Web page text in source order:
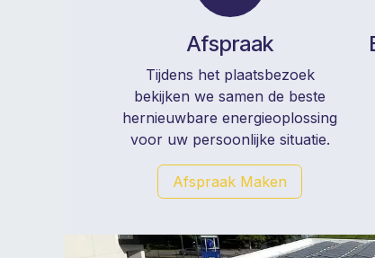
Afspraak
Tijdens het plaatsbezoek
bekijken we samen de beste
hernieuwbare energieoplossing
voor uw persoonlijke situatie.
Afspraak Maken